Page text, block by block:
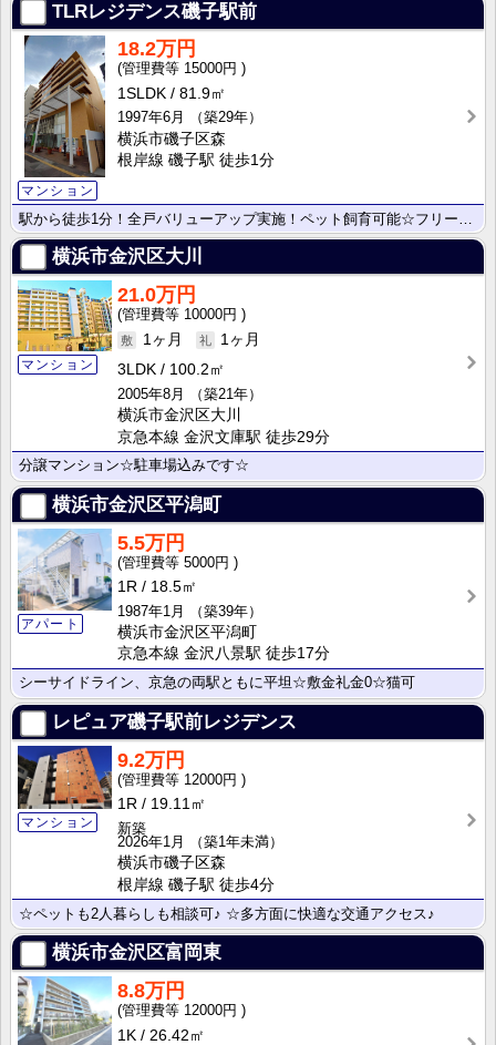
TLRレジデンス磯子駅前
マンション
18.2万円
15000円
1SLDK
81.9㎡
1997年6月
（築29年）
横浜市磯子区森
根岸線 磯子駅 徒歩1分
横浜市金沢区大川
マンション
21.0万円
10000円
1ヶ月
1ヶ月
3LDK
100.2㎡
2005年8月
（築21年）
横浜市金沢区大川
京急本線 金沢文庫駅 徒歩29分
分譲マンション☆駐車場込みです☆
横浜市金沢区平潟町
アパート
5.5万円
5000円
1R
18.5㎡
1987年1月
（築39年）
横浜市金沢区平潟町
京急本線 金沢八景駅 徒歩17分
シーサイドライン、京急の両駅ともに平坦☆敷金礼金0☆猫可
レピュア磯子駅前レジデンス
マンション
9.2万円
12000円
1R
19.11㎡
新築
2026年1月
（築1年未満）
横浜市磯子区森
根岸線 磯子駅 徒歩4分
☆ペットも2人暮らしも相談可♪ ☆多方面に快適な交通アクセス♪
横浜市金沢区富岡東
8.8万円
12000円
1K
26.42㎡